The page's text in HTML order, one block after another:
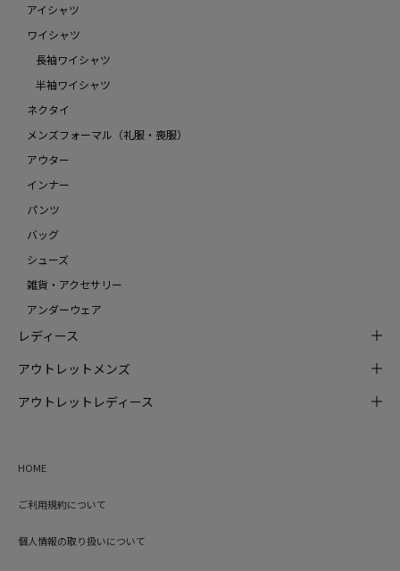
アイシャツ
ワイシャツ
長袖ワイシャツ
半袖ワイシャツ
ネクタイ
メンズフォーマル（礼服・喪服）
アウター
インナー
パンツ
バッグ
シューズ
雑貨・アクセサリー
アンダーウェア
レディース
アウトレットメンズ
アウトレットレディース
HOME
ご利用規約について
個人情報の取り扱いについて